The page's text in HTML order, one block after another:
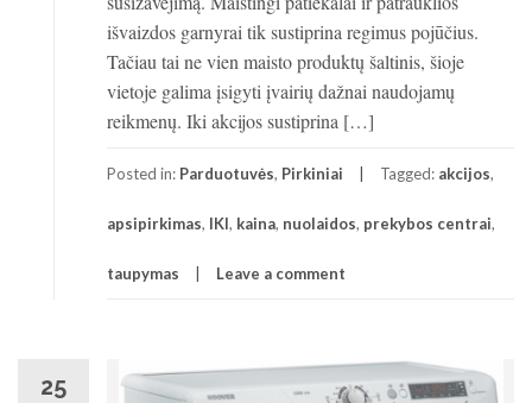
išvaizdos garnyrai tik sustiprina regimus pojūčius.
Tačiau tai ne vien maisto produktų šaltinis, šioje
vietoje galima įsigyti įvairių dažnai naudojamų
reikmenų. Iki akcijos sustiprina […]
Posted in: Parduotuvės, Pirkiniai Tagged: akcijos,
apsipirkimas, IKI, kaina, nuolaidos, prekybos centrai,
taupymas Leave a comment
25